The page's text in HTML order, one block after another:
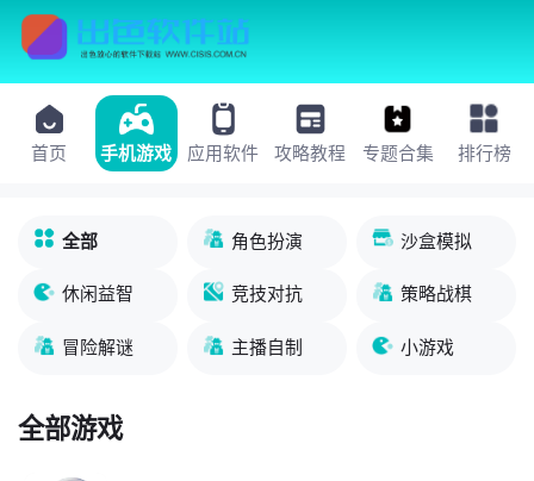
首页 手机游戏 应用软件 攻略教程 专题合集 排行榜
全部 角色扮演 沙盒模拟
休闲益智 竞技对抗 策略战棋
冒险解谜 主播自制 小游戏
全部游戏